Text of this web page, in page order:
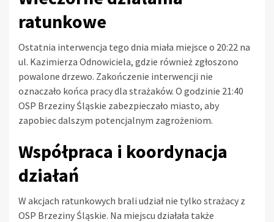
ratunkowe
Ostatnia interwencja tego dnia miała miejsce o 20:22 na
ul. Kazimierza Odnowiciela, gdzie również zgłoszono
powalone drzewo. Zakończenie interwencji nie
oznaczało końca pracy dla strażaków. O godzinie 21:40
OSP Brzeziny Śląskie zabezpieczało miasto, aby
zapobiec dalszym potencjalnym zagrożeniom.
Współpraca i koordynacja
działań
W akcjach ratunkowych brali udział nie tylko strażacy z
OSP Brzeziny Śląskie. Na miejscu działała także